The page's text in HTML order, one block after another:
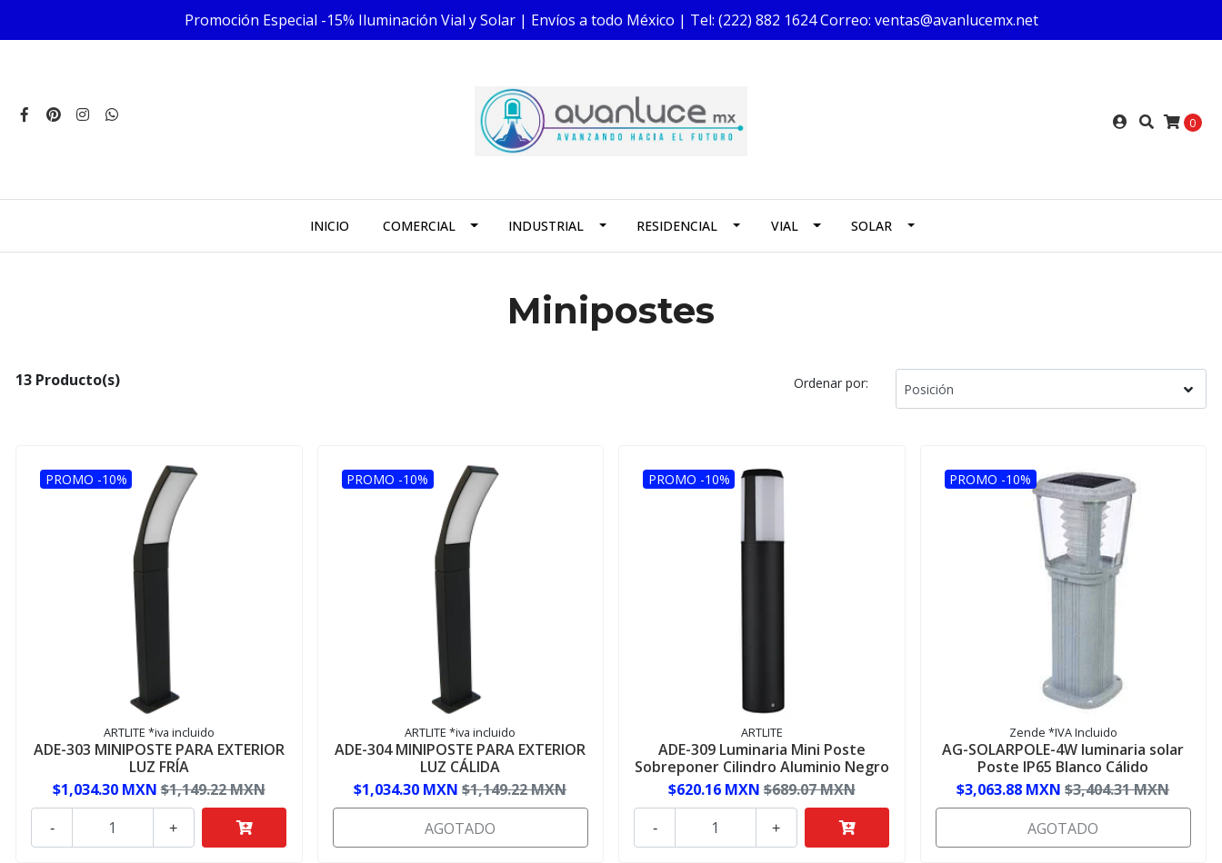
Promoción Especial -15% Iluminación Vial y Solar | Envíos a todo México | Tel: (222) 882 1624 Correo: ventas@avanlucemx.net
0
INICIO COMERCIAL INDUSTRIAL RESIDENCIAL VIAL SOLAR
Minipostes
13 Producto(s) Ordenar por:
PROMO -10%
ARTLITE *iva incluido
ADE-303 MINIPOSTE PARA EXTERIOR
LUZ FRÍA
$1,034.30 MXN $1,149.22 MXN
+
-
PROMO -10%
ARTLITE *iva incluido
ADE-304 MINIPOSTE PARA EXTERIOR
LUZ CÁLIDA
$1,034.30 MXN $1,149.22 MXN
AGOTADO
PROMO -10%
ARTLITE
ADE-309 Luminaria Mini Poste
Sobreponer Cilindro Aluminio Negro
$620.16 MXN $689.07 MXN
+
-
PROMO -10%
Zende *IVA Incluido
AG-SOLARPOLE-4W luminaria solar
Poste IP65 Blanco Cálido
$3,063.88 MXN $3,404.31 MXN
AGOTADO